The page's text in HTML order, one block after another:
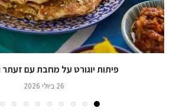
פיתות יוגורט על מחבת עם זעתר
26 ביולי 2026